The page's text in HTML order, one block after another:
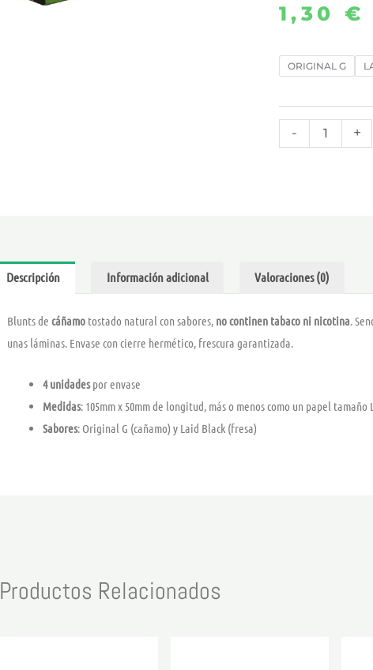
1,30 €
ORIGINAL G
-
BLUNT
PACK
+
Descripción Información adicional Valoraciones (0)
Blunts de cáñamo tostado natural con sabores, no continen tabaco ni nicotina.
unas láminas. Envase con cierre hermético, frescura garantizada.
4 unidadespor envase
Medidas: 105mm x 50mm de longitud, más o menos como un papel tamaño L
Sabores: Original G (cañamo) y Laid Black (fresa)
Productos Relacionados